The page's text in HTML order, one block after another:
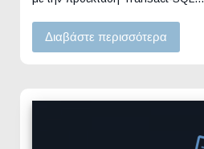
Διαβάστε περισσότερα